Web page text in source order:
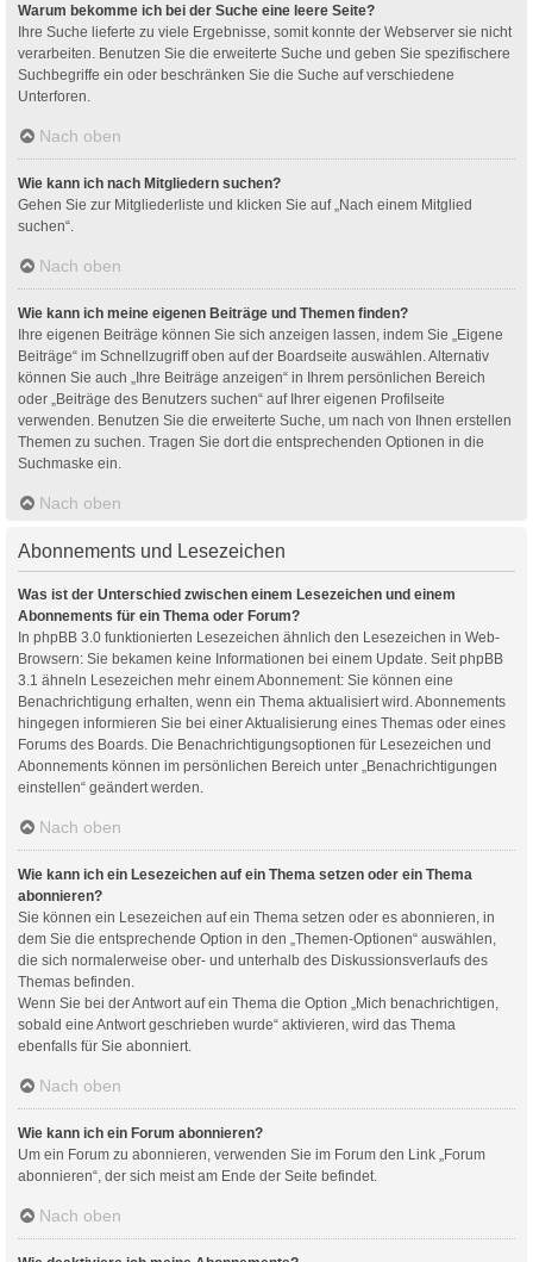
Warum bekomme ich bei der Suche eine leere Seite?
Ihre Suche lieferte zu viele Ergebnisse, somit konnte der Webserver sie nicht
verarbeiten. Benutzen Sie die erweiterte Suche und geben Sie spezifischere
Suchbegriffe ein oder beschränken Sie die Suche auf verschiedene
Unterforen.
Nach oben
Wie kann ich nach Mitgliedern suchen?
Gehen Sie zur Mitgliederliste und klicken Sie auf „Nach einem Mitglied
suchen“.
Nach oben
Wie kann ich meine eigenen Beiträge und Themen finden?
Ihre eigenen Beiträge können Sie sich anzeigen lassen, indem Sie „Eigene
Beiträge“ im Schnellzugriff oben auf der Boardseite auswählen. Alternativ
können Sie auch „Ihre Beiträge anzeigen“ in Ihrem persönlichen Bereich
oder „Beiträge des Benutzers suchen“ auf Ihrer eigenen Profilseite
verwenden. Benutzen Sie die erweiterte Suche, um nach von Ihnen erstellen
Themen zu suchen. Tragen Sie dort die entsprechenden Optionen in die
Suchmaske ein.
Nach oben
Abonnements und Lesezeichen
Was ist der Unterschied zwischen einem Lesezeichen und einem
Abonnements für ein Thema oder Forum?
In phpBB 3.0 funktionierten Lesezeichen ähnlich den Lesezeichen in Web-
Browsern: Sie bekamen keine Informationen bei einem Update. Seit phpBB
3.1 ähneln Lesezeichen mehr einem Abonnement: Sie können eine
Benachrichtigung erhalten, wenn ein Thema aktualisiert wird. Abonnements
hingegen informieren Sie bei einer Aktualisierung eines Themas oder eines
Forums des Boards. Die Benachrichtigungsoptionen für Lesezeichen und
Abonnements können im persönlichen Bereich unter „Benachrichtigungen
einstellen“ geändert werden.
Nach oben
Wie kann ich ein Lesezeichen auf ein Thema setzen oder ein Thema
abonnieren?
Sie können ein Lesezeichen auf ein Thema setzen oder es abonnieren, in
dem Sie die entsprechende Option in den „Themen-Optionen“ auswählen,
die sich normalerweise ober- und unterhalb des Diskussionsverlaufs des
Themas befinden.
Wenn Sie bei der Antwort auf ein Thema die Option „Mich benachrichtigen,
sobald eine Antwort geschrieben wurde“ aktivieren, wird das Thema
ebenfalls für Sie abonniert.
Nach oben
Wie kann ich ein Forum abonnieren?
Um ein Forum zu abonnieren, verwenden Sie im Forum den Link „Forum
abonnieren“, der sich meist am Ende der Seite befindet.
Nach oben